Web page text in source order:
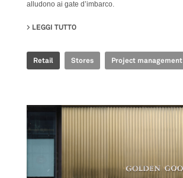
alludono ai gate d’imbarco.
LEGGI TUTTO
Retail Stores Project management